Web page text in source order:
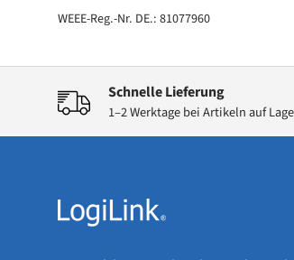
WEEE-Reg.-Nr. DE.: 81077960
Schnelle Lieferung
1–2 Werktage bei Artikeln auf